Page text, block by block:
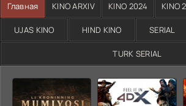
Главная KINO ARXIV KINO 2024 KINO
UJAS KINO HIND KINO SERIAL
TURK SERIAL